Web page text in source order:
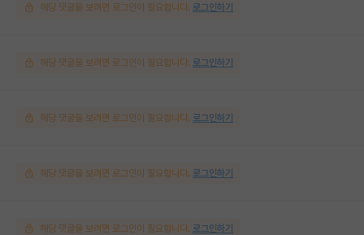
해당 댓글을 보려면 로그인이 필요합니다. 로그인하기
해당 댓글을 보려면 로그인이 필요합니다. 로그인하기
해당 댓글을 보려면 로그인이 필요합니다. 로그인하기
해당 댓글을 보려면 로그인이 필요합니다. 로그인하기
해당 댓글을 보려면 로그인이 필요합니다. 로그인하기